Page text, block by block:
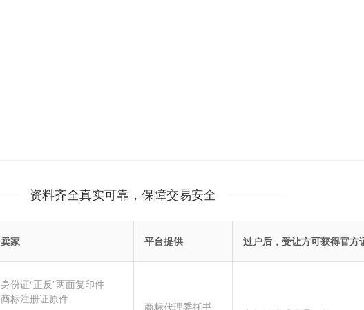
资料齐全真实可靠，保障交易安全
卖家 平台提供 过户后，受让方可获得官方
身份证“正反”两面复印件
商标注册证原件
商标代理委托书